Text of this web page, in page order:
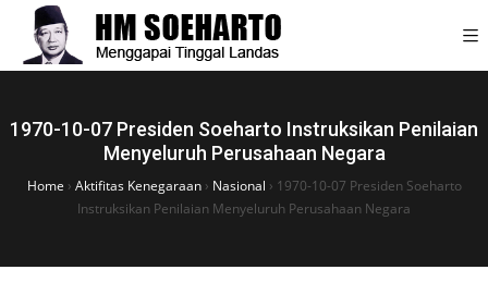
1970-10-07 Presiden Soeharto Instruksikan Penilaian
Menyeluruh Perusahaan Negara
Home › Aktifitas Kenegaraan› Nasional › 1970-10-07 Presiden Soeharto
Instruksikan Penilaian Menyeluruh Perusahaan Negara